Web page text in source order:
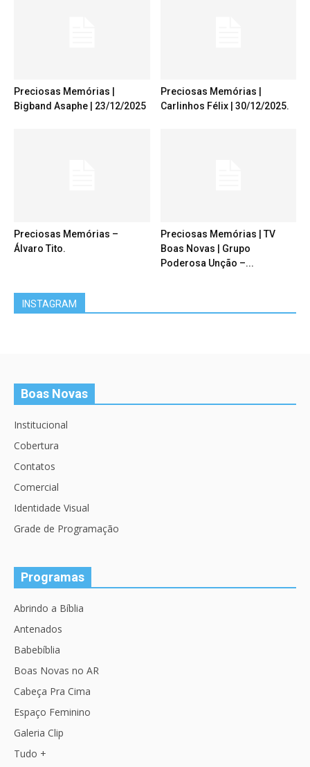
Preciosas Memórias |
Bigband Asaphe | 23/12/2025
Preciosas Memórias |
Carlinhos Félix | 30/12/2025.
Preciosas Memórias –
Álvaro Tito.
Preciosas Memórias | TV
Boas Novas | Grupo
Poderosa Unção –...
INSTAGRAM
Boas Novas
Institucional
Cobertura
Contatos
Comercial
Identidade Visual
Grade de Programação
Programas
Abrindo a Bíblia
Antenados
Babebíblia
Boas Novas no AR
Cabeça Pra Cima
Espaço Feminino
Galeria Clip
Tudo +